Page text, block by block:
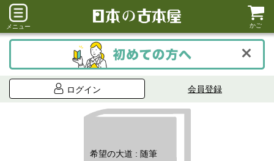
メニュー かご
ログイン 会員登録
希望の大道 : 随筆